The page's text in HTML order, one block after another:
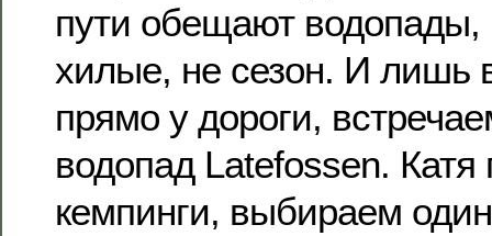
пути обещают водопады,
хилые, не сезон. И лишь
прямо у дороги,
водопад Latefossen. Катя
кемпинги, выбираем